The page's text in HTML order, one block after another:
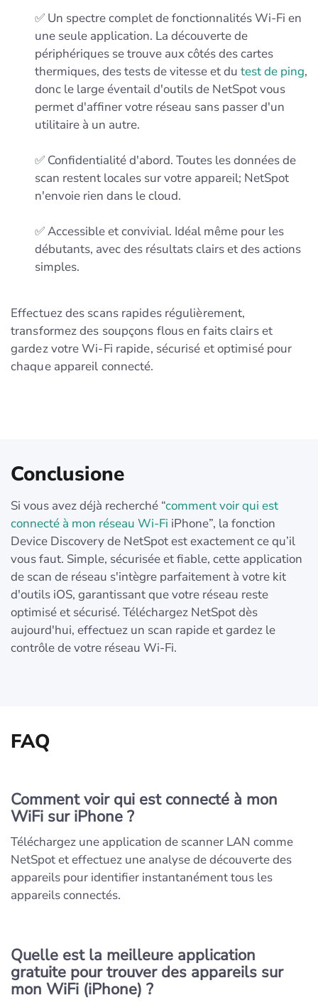
✅ Un spectre complet de fonctionnalités Wi‑Fi en
une seule application. La découverte de
périphériques se trouve aux côtés des cartes
thermiques, des tests de vitesse et du test de ping,
donc le large éventail d'outils de NetSpot vous
permet d'affiner votre réseau sans passer d'un
utilitaire à un autre.
✅ Confidentialité d'abord. Toutes les données de
scan restent locales sur votre appareil; NetSpot
n'envoie rien dans le cloud.
✅ Accessible et convivial. Idéal même pour les
débutants, avec des résultats clairs et des actions
simples.
Effectuez des scans rapides régulièrement,
transformez des soupçons flous en faits clairs et
gardez votre Wi‑Fi rapide, sécurisé et optimisé pour
chaque appareil connecté.
Conclusione
Si vous avez déjà recherché “comment voir qui est
connecté à mon réseau Wi-Fi iPhone”, la fonction
Device Discovery de NetSpot est exactement ce qu’il
vous faut. Simple, sécurisée et fiable, cette application
de scan de réseau s'intègre parfaitement à votre kit
d'outils iOS, garantissant que votre réseau reste
optimisé et sécurisé. Téléchargez NetSpot dès
aujourd'hui, effectuez un scan rapide et gardez le
contrôle de votre réseau Wi-Fi.
FAQ
Comment voir qui est connecté à mon
WiFi sur iPhone ?
Téléchargez une application de scanner LAN comme
NetSpot et effectuez une analyse de découverte des
appareils pour identifier instantanément tous les
appareils connectés.
Quelle est la meilleure application
gratuite pour trouver des appareils sur
mon WiFi (iPhone) ?